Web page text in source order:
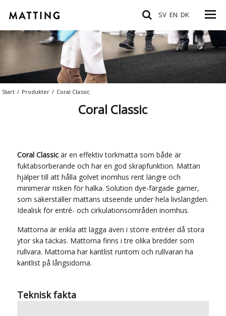
SV EN DK
Start / Produkter / Coral Classic
Coral Classic
Coral Classic är en effektiv torkmatta som både är
fuktabsorberande och har en god skrapfunktion. Mattan
hjälper till att hålla golvet inomhus rent längre och
minimerar risken för halka. Solution dye-färgade garner,
som säkerställer mattans utseende under hela livslängden.
Idealisk för entré- och cirkulationsområden inomhus.
Mattorna är enkla att lägga även i större entréer då stora
ytor ska täckas. Mattorna finns i tre olika bredder som
rullvara. Mattorna har kantlist runtom och rullvaran ha
kantlist på långsidorna.
Teknisk fakta